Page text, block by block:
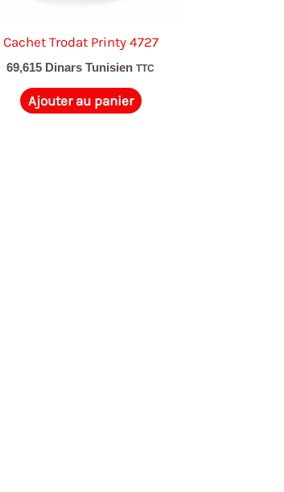
Cachet Trodat Printy 4727
69,615 Dinars Tunisien TTC
Ajouter au panier